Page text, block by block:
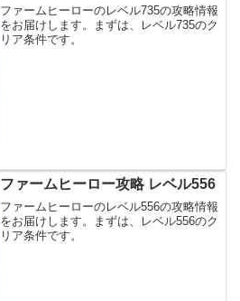
ファームヒーローのレベル735の攻略情報
をお届けします。まずは、レベル735のク
リア条件です。
ファームヒーロー攻略 レベル556
ファームヒーローのレベル556の攻略情報
をお届けします。まずは、レベル556のク
リア条件です。